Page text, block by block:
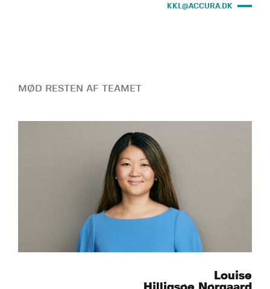
KKL@ACCURA.DK
MØD RESTEN AF TEAMET
Louise